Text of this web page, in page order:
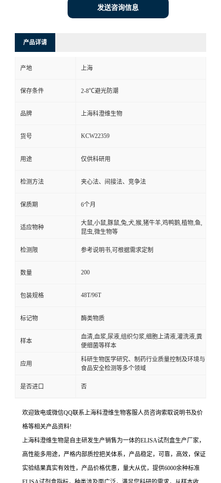
发送咨询信息
产品详请
产地 上海
保存条件 2-8℃避光防潮
品牌 上海科澄维生物
货号 KCW22359
用途 仅供科研用
检测方法 夹心法、间接法、竞争法
保质期 6个月
适应物种
大鼠,小鼠,豚鼠,兔,犬,猴,猪牛羊,鸡鸭鹅,植物,鱼,
昆虫,微生物等
检测限 参考说明书,可根据需求定制
数量 200
包装规格 48T/96T
标记物 酶类物质
样本
血清,血浆,尿液,组织匀浆,细胞上清液,灌洗液,粪
便细菌等样本
应用
科研生物医学研究、制药行业质量控制及环境与
食品安全检测等多个领域
是否进口 否
欢迎致电或微信QQ联系上海科澄维生物客服人员咨询索取说明书及价
格等相关产品资料!
上海科澄维生物是自主研发生产销售为一体的ELISA试剂盒生产厂家，
高性能多用途，严格内部质控把关体系，产品稳定，可靠，高效，保证
实验结果真实有效性，产品价格优惠，量大从优，提供6000余种标准